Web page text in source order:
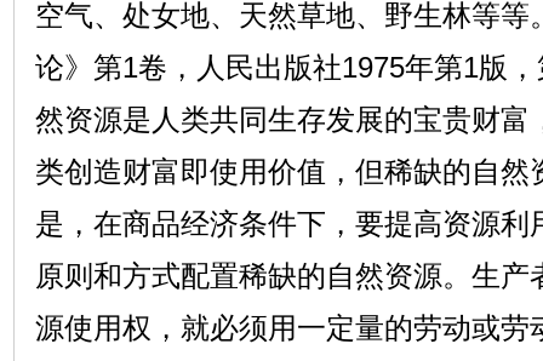
空气、处女地、天然草地、野生林等等
论》第1卷，人民出版社1975年第1版
然资源是人类共同生存发展的宝贵财富
类创造财富即使用价值，但稀缺的自然
是，在商品经济条件下，要提高资源利
原则和方式配置稀缺的自然资源。生
源使用权，就必须用一定量的劳动或劳